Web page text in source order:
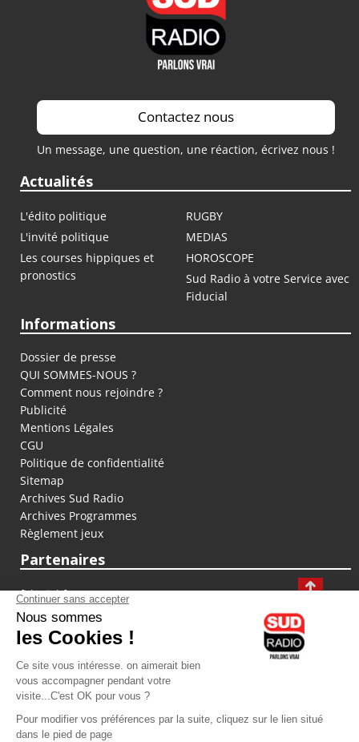
Contactez nous
Un message, une question, une réaction, écrivez nous !
Actualités
L'édito politique
RUGBY
L'invité politique
MEDIAS
Les courses hippiques et
pronostics
HOROSCOPE
Sud Radio à votre Service avec
Fiducial
Informations
Dossier de presse
QUI SOMMES-NOUS ?
Comment nous rejoindre ?
Publicité
Mentions Légales
CGU
Politique de confidentialité
Sitemap
Archives Sud Radio
Archives Programmes
Règlement jeux
Partenaires
fiducial.fr
lyoncapitale.fr
olympique-et-lyonnais.com
L'application Iphone / Android
Téléchargez l'application